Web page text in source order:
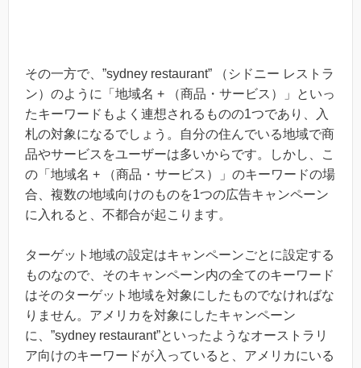
その一方で、”sydney restaurant” （シドニー レストラ
ン）のように「地域名 + （商品・サービス）」といっ
たキーワードもよく連想されるものの1つであり、入
札の対象になるでしょう。自分の住んでいる地域で商
品やサービスをユーザーは多いからです。しかし、こ
の「地域名 + （商品・サービス）」のキーワードの場
合、複数の地域向けのものを1つの広告キャンペーン
に入れると、不都合が起こります。
ターゲット地域の設定はキャンペーンごとに設定する
ものなので、そのキャンペーン内の全てのキーワード
はそのターゲット地域を対象にしたものでなければな
りません。アメリカを対象にしたキャンペーン
に、”sydney restaurant”といったようなオーストラリ
ア向けのキーワードが入っていると、アメリカにいる